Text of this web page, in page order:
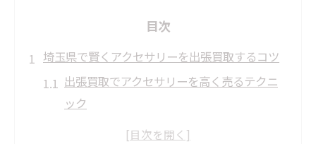
目次
埼玉県で賢くアクセサリーを出張買取するコツ
出張買取でアクセサリーを高く売るテクニ
ック
信頼できる買取業者の選び方と注意点